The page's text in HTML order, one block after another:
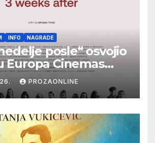
INFO NAGRADE
posle“ osvojio
Europa Cinemas
Filmskom festivalu
Varima
PROZAONLINE